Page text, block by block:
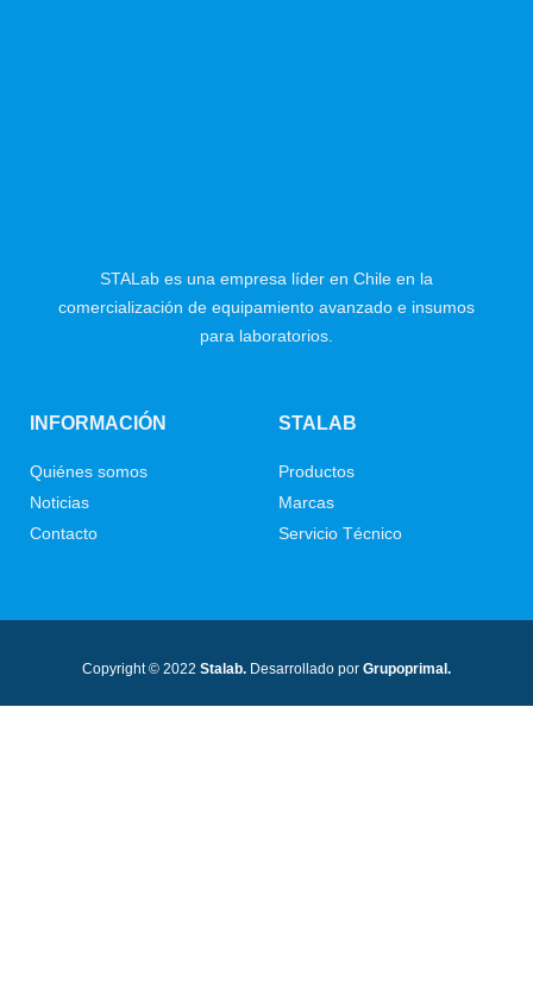
STALab es una empresa líder en Chile en la
comercialización de equipamiento avanzado e insumos
para laboratorios.
INFORMACIÓN
Quiénes somos
Noticias
Contacto
STALAB
Productos
Marcas
Servicio Técnico
Copyright © 2022 Stalab. Desarrollado por Grupoprimal.